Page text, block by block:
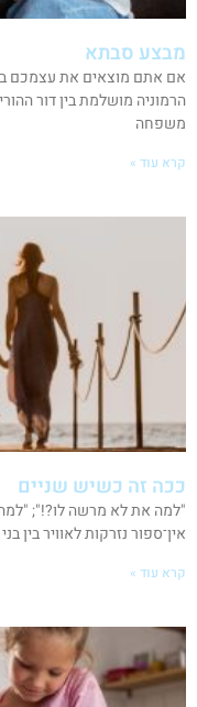
מבצע סבתא
אם אתם מוצאים את עצמכם
הרמוניה מושלמת בין דור
משפחה
קרא עוד »
ככה זה כשיש שניים
"למה את לא מרשה לו?!"; "למה
אין־ספור נזרקות לאוויר בין
קרא עוד »